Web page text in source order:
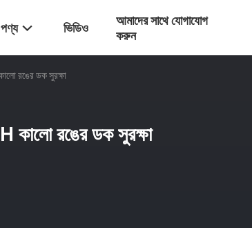
পণ্য ভিডিও
আমাদের সাথে যোগাযোগ
করুন
রঙের ডক সুরক্ষা
কালো রঙের ডক সুরক্ষা